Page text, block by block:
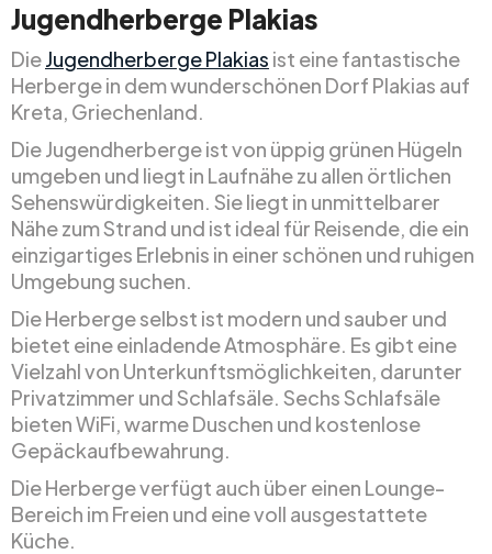
Jugendherberge Plakias
Die Jugendherberge Plakias ist eine fantastische
Herberge in dem wunderschönen Dorf Plakias auf
Kreta, Griechenland.
Die Jugendherberge ist von üppig grünen Hügeln
umgeben und liegt in Laufnähe zu allen örtlichen
Sehenswürdigkeiten. Sie liegt in unmittelbarer
Nähe zum Strand und ist ideal für Reisende, die ein
einzigartiges Erlebnis in einer schönen und ruhigen
Umgebung suchen.
Die Herberge selbst ist modern und sauber und
bietet eine einladende Atmosphäre. Es gibt eine
Vielzahl von Unterkunftsmöglichkeiten, darunter
Privatzimmer und Schlafsäle. Sechs Schlafsäle
bieten WiFi, warme Duschen und kostenlose
Gepäckaufbewahrung.
Die Herberge verfügt auch über einen Lounge-
Bereich im Freien und eine voll ausgestattete
Küche.